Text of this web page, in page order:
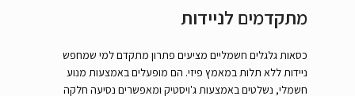
מתקדמים לניידות
כסאות גלגלים חשמליים מציעים פתרון מתקדם למי שמחפש
ניידות ללא תלות במאמץ פיזי. הם מופעלים באמצעות מנוע
חשמלי, נשלטים באמצעות ג'ויסטיק ומאפשרים נסיעה חלקה